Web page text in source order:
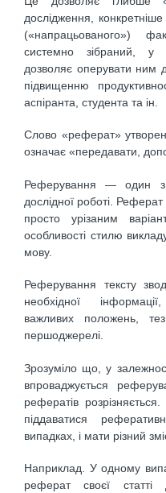
дослідження,
(«напрацьованого»)
системно зібраний, у
дозволяє оперувати ним
підвищенню
аспіранта, студента та ін.
Слово «реферат»
означає «передавати,
Реферування — один з
дослідної роботі. Реферат
просто урізаним
особливості стилю
мову.
Реферування тексту
необхідної
важливих положень,
першоджерелі.
Зрозуміло що, у
впроваджується
рефератів
піддаватися
випадках, і мати різний
Наприклад. У одному
реферат своєї статті